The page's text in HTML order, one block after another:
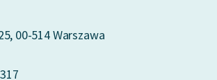
00-514 Warszawa